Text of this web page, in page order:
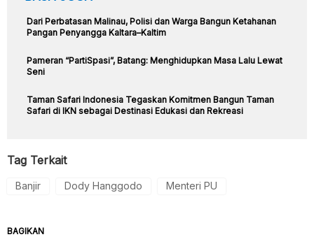
Dari Perbatasan Malinau, Polisi dan Warga Bangun Ketahanan
Pangan Penyangga Kaltara–Kaltim
Pameran “PartiSpasi”, Batang: Menghidupkan Masa Lalu Lewat
Seni
Taman Safari Indonesia Tegaskan Komitmen Bangun Taman
Safari di IKN sebagai Destinasi Edukasi dan Rekreasi
Tag Terkait
Banjir Dody Hanggodo Menteri PU
BAGIKAN